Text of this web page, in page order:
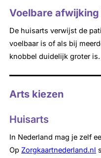
Voelbare
De huisarts verwijst de
voelbaar is of als bij
knobbel duidelijk groter is.
Arts kiezen
Huisarts
In Nederland mag je zelf
Op Zorgkaartnederland.nl